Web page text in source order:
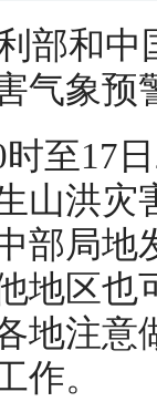
部和中
气象预
至17
山洪灾
部局地
地区
地注意
作。